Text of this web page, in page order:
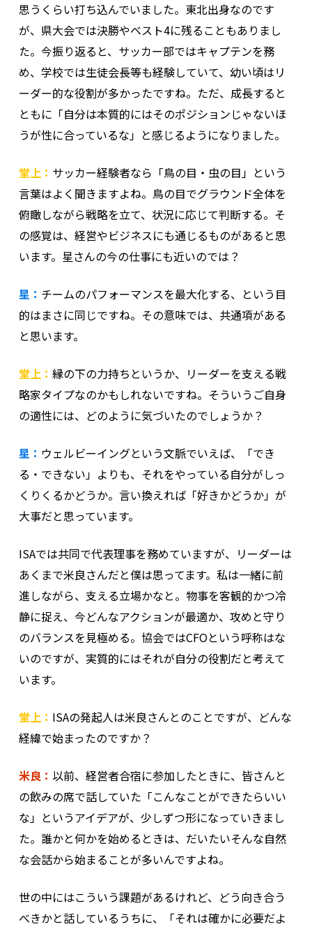
思うくらい打ち込んでいました。東北出身なのです
が、県大会では決勝やベスト4に残ることもありまし
た。今振り返ると、サッカー部ではキャプテンを務
め、学校では生徒会長等も経験していて、幼い頃はリ
ーダー的な役割が多かったですね。ただ、成長すると
ともに「自分は本質的にはそのポジションじゃないほ
うが性に合っているな」と感じるようになりました。
堂上： サッカー経験者なら「鳥の目・虫の目」という
言葉はよく聞きますよね。鳥の目でグラウンド全体を
俯瞰しながら戦略を立て、状況に応じて判断する。そ
の感覚は、経営やビジネスにも通じるものがあると思
います。星さんの今の仕事にも近いのでは？
星： チームのパフォーマンスを最大化する、という目
的はまさに同じですね。その意味では、共通項がある
と思います。
堂上： 縁の下の力持ちというか、リーダーを支える戦
略家タイプなのかもしれないですね。そういうご自身
の適性には、どのように気づいたのでしょうか？
星： ウェルビーイングという文脈でいえば、「でき
る・できない」よりも、それをやっている自分がしっ
くりくるかどうか。言い換えれば「好きかどうか」が
大事だと思っています。
ISAでは共同で代表理事を務めていますが、リーダーは
あくまで米良さんだと僕は思ってます。私は一緒に前
進しながら、支える立場かなと。物事を客観的かつ冷
静に捉え、今どんなアクションが最適か、攻めと守り
のバランスを見極める。協会ではCFOという呼称はな
いのですが、実質的にはそれが自分の役割だと考えて
います。
堂上： ISAの発起人は米良さんとのことですが、どんな
経緯で始まったのですか？
米良： 以前、経営者合宿に参加したときに、皆さんと
の飲みの席で話していた「こんなことができたらいい
な」というアイデアが、少しずつ形になっていきまし
た。誰かと何かを始めるときは、だいたいそんな自然
な会話から始まることが多いんですよね。
世の中にはこういう課題があるけれど、どう向き合う
べきかと話しているうちに、「それは確かに必要だよ